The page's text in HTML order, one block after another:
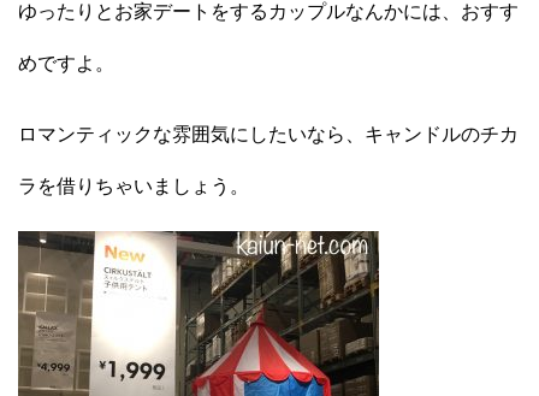
ゆったりとお家デートをするカップルなんかには、おすす
めですよ。
ロマンティックな雰囲気にしたいなら、キャンドルのチカ
ラを借りちゃいましょう。